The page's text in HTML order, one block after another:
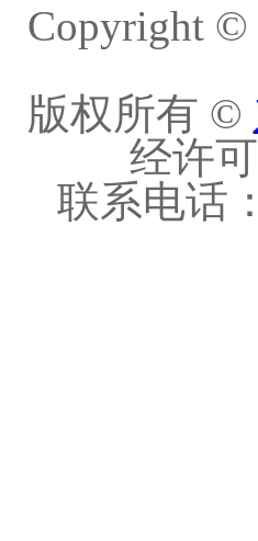
Copyright ©
版权所有 ©
经许
联系电话